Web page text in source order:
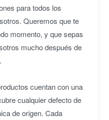
para todos los
Queremos que te
momento, y que sepas
mucho después de
cuentan con una
cualquier defecto de
de origen. Cada